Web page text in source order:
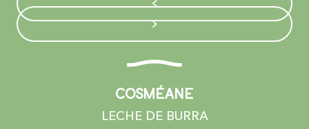
Cosméane
LECHE DE BURRA